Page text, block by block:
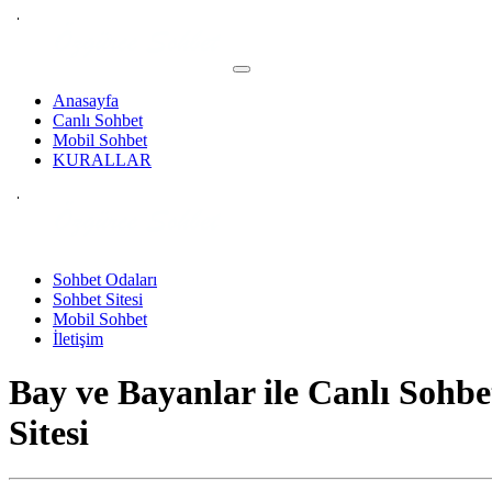
Anasayfa
Canlı Sohbet
Mobil Sohbet
KURALLAR
Sohbet Odaları
Sohbet Sitesi
Mobil Sohbet
İletişim
Bay ve Bayanlar ile Canlı
Sitesi